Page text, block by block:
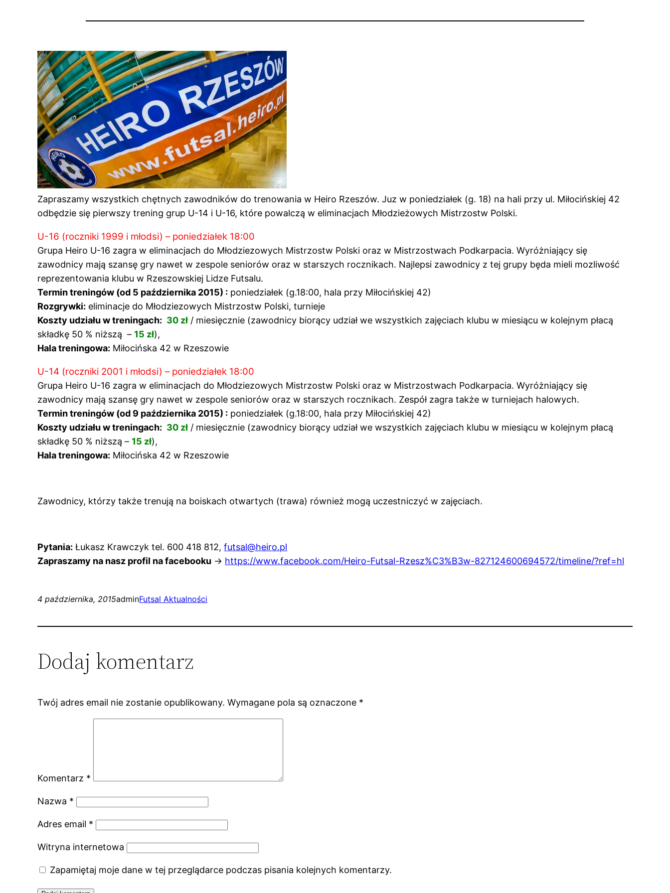
Zapraszamy wszystkich chętnych zawodników do trenowania w Heiro Rzeszów. Juz w poniedziałek (g. 18) na hali przy ul. Miłocińskiej 42
odbędzie się pierwszy trening grup U-14 i U-16, które powalczą w eliminacjach Młodzieżowych Mistrzostw Polski.
U-16 (roczniki 1999 i młodsi) – poniedziałek 18:00
Grupa Heiro U-16 zagra w eliminacjach do Młodziezowych Mistrzostw Polski oraz w Mistrzostwach Podkarpacia. Wyróżniający się
zawodnicy mają szansę gry nawet w zespole seniorów oraz w starszych rocznikach. Najlepsi zawodnicy z tej grupy będa mieli mozliwość
reprezentowania klubu w Rzeszowskiej Lidze Futsalu.
Termin treningów (od 5 października 2015) : poniedziałek (g.18:00, hala przy Miłocińskiej 42)
Rozgrywki: eliminacje do Młodziezowych Mistrzostw Polski, turnieje
Koszty udziału w treningach: 30 zł / miesięcznie (zawodnicy biorący udział we wszystkich zajęciach klubu w miesiącu w kolejnym płacą
składkę 50 % niższą – 15 zł),
Hala treningowa: Miłocińska 42 w Rzeszowie
U-14 (roczniki 2001 i młodsi) – poniedziałek 18:00
Grupa Heiro U-16 zagra w eliminacjach do Młodziezowych Mistrzostw Polski oraz w Mistrzostwach Podkarpacia. Wyróżniający się
zawodnicy mają szansę gry nawet w zespole seniorów oraz w starszych rocznikach. Zespół zagra także w turniejach halowych.
Termin treningów (od 9 października 2015) : poniedziałek (g.18:00, hala przy Miłocińskiej 42)
Koszty udziału w treningach: 30 zł / miesięcznie (zawodnicy biorący udział we wszystkich zajęciach klubu w miesiącu w kolejnym płacą
składkę 50 % niższą – 15 zł),
Hala treningowa: Miłocińska 42 w Rzeszowie
Zawodnicy, którzy także trenują na boiskach otwartych (trawa) również mogą uczestniczyć w zajęciach.
Pytania: Łukasz Krawczyk tel. 600 418 812,futsal@heiro.pl
Zapraszamy na nasz profil na facebooku -> https://www.facebook.com/Heiro-Futsal-Rzesz%C3%B3w-827124600694572/timeline/?ref=hl
4 października, 2015adminFutsal Aktualności
Dodaj komentarz
Twój adres email nie zostanie opublikowany. Wymagane pola są oznaczone *
Komentarz *
Nazwa *
Adres email *
Witryna internetowa
Zapamiętaj moje dane w tej przeglądarce podczas pisania kolejnych komentarzy.